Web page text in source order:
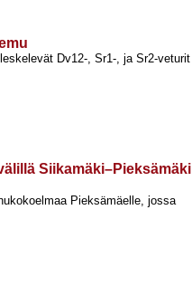
Dv12-​, Sr1-​, ja Sr2-​veturit
Siikamäki–Pieksämäki
Pieksämäelle, jossa